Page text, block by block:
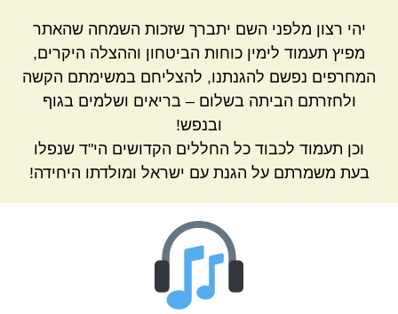
יהי רצון מלפני השם יתברך שזכות השמחה שהאתר
מפיץ תעמוד לימין כוחות הביטחון וההצלה היקרים,
המחרפים נפשם להגנתנו, להצליחם במשימתם הקשה
ולחזרתם הביתה בשלום – בריאים ושלמים בגוף
ובנפש!
וכן תעמוד לכבוד כל החללים הקדושים הי"ד שנפלו
בעת משמרתם על הגנת עם ישראל ומולדתו היחידה!